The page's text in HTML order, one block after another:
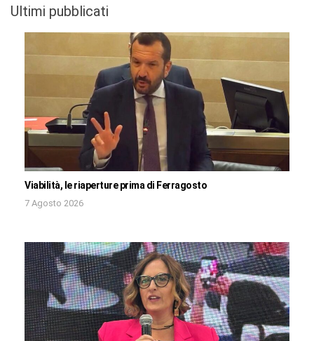
Ultimi pubblicati
Viabilità, le riaperture prima di Ferragosto
7 Agosto 2026